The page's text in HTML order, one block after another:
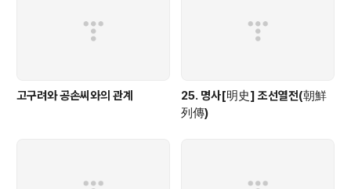
고구려와 공손씨와의 관계
25. 명사[明史] 조선열전(朝鮮
列傳)